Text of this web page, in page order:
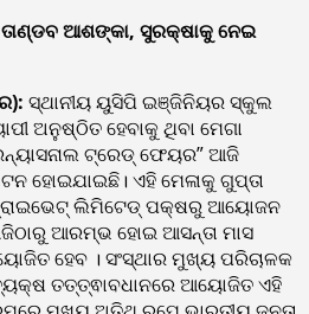
ଆଶଙ୍କା, ସୁରକ୍ଷାକୁ ନେଇ
ସ୍ଥାନୀୟ ୟୁସିପି ଇଞ୍ଜିନିୟର ସ୍କୁଲ
ଅନୁଷ୍ଠିତ ହେବାକୁ ଥିବା ମେଗା
ଟ୍ରେଡ୍ ଫେୟର” ଆଜି
ହୋଇଯାଇଛି। ଏହି ମେଳାକୁ ଗୁପ୍ତା
ଲିମିଟେଡ୍ ପକ୍ଷରୁ ଆୟୋଜନ
ଆରମ୍ଭ ହୋଇ ଆସନ୍ତା ମାସ
ହେବ । ସଂସ୍ଥାର ମୁଖ୍ୟ ପରିଚାଳକ
ତତ୍ତ୍ଵାବଧାନରେ ଆୟୋଜିତ ଏହି